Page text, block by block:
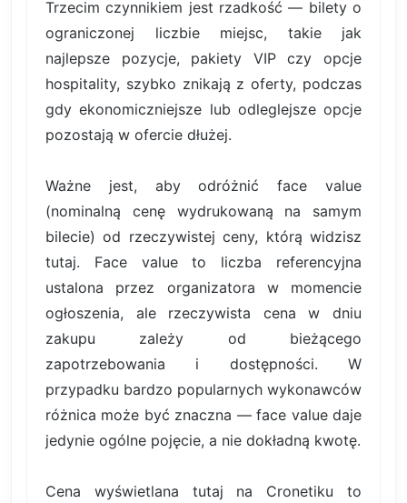
Trzecim czynnikiem jest rzadkość — bilety o
ograniczonej liczbie miejsc, takie jak
najlepsze pozycje, pakiety VIP czy opcje
hospitality, szybko znikają z oferty, podczas
gdy ekonomiczniejsze lub odleglejsze opcje
pozostają w ofercie dłużej.
Ważne jest, aby odróżnić face value
(nominalną cenę wydrukowaną na samym
bilecie) od rzeczywistej ceny, którą widzisz
tutaj. Face value to liczba referencyjna
ustalona przez organizatora w momencie
ogłoszenia, ale rzeczywista cena w dniu
zakupu zależy od bieżącego
zapotrzebowania i dostępności. W
przypadku bardzo popularnych wykonawców
różnica może być znaczna — face value daje
jedynie ogólne pojęcie, a nie dokładną kwotę.
Cena wyświetlana tutaj na Cronetiku to